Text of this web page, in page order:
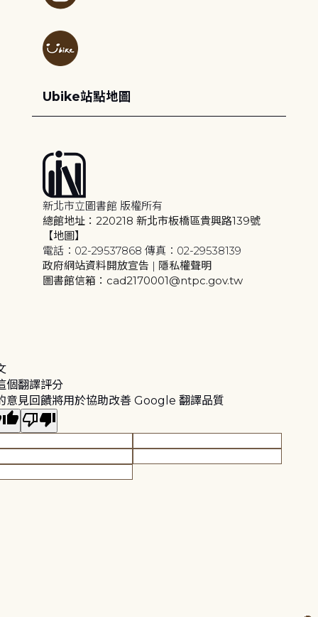
Ubike站點地圖
新北市立圖書館 版權所有
總館地址：220218 新北市板橋區貴興路139號
【地圖】
電話：02-29537868 傳真：02-29538139
政府網站資料開放宣告 | 隱私權聲明
圖書館信箱：cad2170001@ntpc.gov.tw
個翻譯評分
意見回饋將用於協助改善 Google 翻譯品質